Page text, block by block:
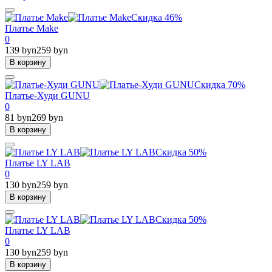
Скидка 46%
Платье Make
0
139 byn259 byn
В корзину
Скидка 70%
Платье-Худи GUNU
0
81 byn269 byn
В корзину
Скидка 50%
Платье LY LAB
0
130 byn259 byn
В корзину
Скидка 50%
Платье LY LAB
0
130 byn259 byn
В корзину